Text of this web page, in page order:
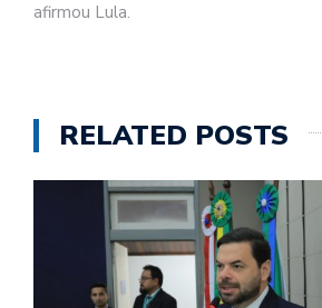
afirmou Lula.
RELATED POSTS